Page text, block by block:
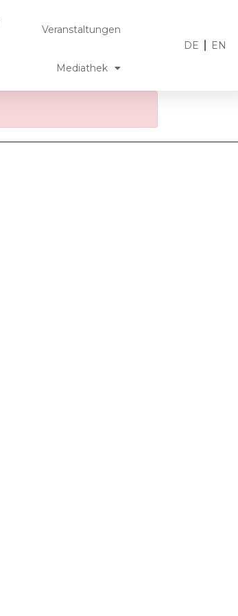
Veranstaltungen
Mediathek
DE EN